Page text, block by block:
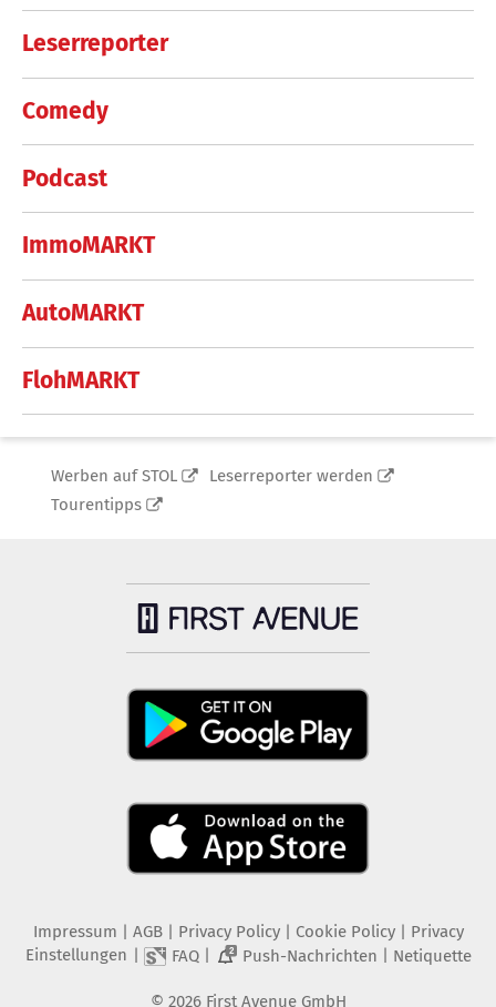
Leserreporter
Comedy
Podcast
ImmoMARKT
AutoMARKT
FlohMARKT
Werben auf STOL
Leserreporter werden
Tourentipps
Impressum AGB Privacy Policy| Cookie Policy| Privacy
Einstellungen
FAQ| 2 Push-Nachrichten Netiquette
© 2026 First Avenue GmbH